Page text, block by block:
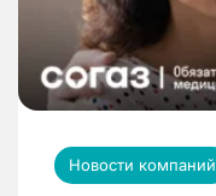
Новости компаний